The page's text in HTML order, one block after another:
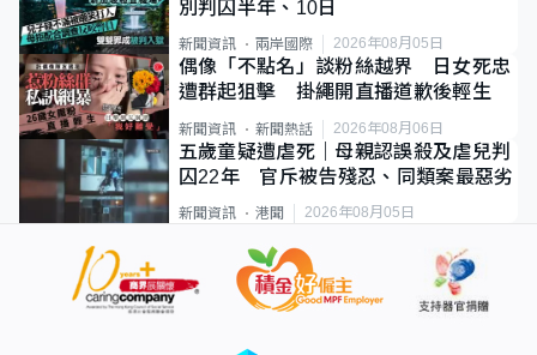
別判囚半年、10日
新聞資訊 兩岸國際 2026年08月05日
偶像「不點名」談粉絲越界 日女死忠
遭群起狙擊 掛繩開直播道歉後輕生
新聞資訊 新聞熱話 2026年08月06日
五歲童疑遭虐死｜母親認誤殺及虐兒判
囚22年 官斥被告殘忍、同類案最惡劣
新聞資訊 港聞 2026年08月05日